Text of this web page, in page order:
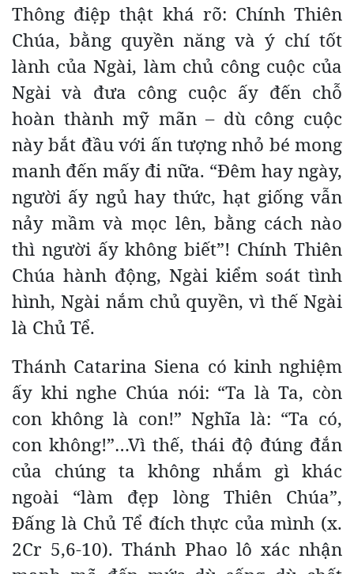
Thông điệp thật khá rõ: Chính Thiên
Chúa, bằng quyền năng và ý chí tốt
lành của Ngài, làm chủ công cuộc của
Ngài và đưa công cuộc ấy đến chỗ
hoàn thành mỹ mãn – dù công cuộc
này bắt đầu với ấn tượng nhỏ bé mong
manh đến mấy đi nữa. “Đêm hay ngày,
người ấy ngủ hay thức, hạt giống vẫn
nảy mầm và mọc lên, bằng cách nào
thì người ấy không biết”! Chính Thiên
Chúa hành động, Ngài kiểm soát tình
hình, Ngài nắm chủ quyền, vì thế Ngài
là Chủ Tể.
Thánh Catarina Siena có kinh nghiệm
ấy khi nghe Chúa nói: “Ta là Ta, còn
con không là con!” Nghĩa là: “Ta có,
con không!”…Vì thế, thái độ đúng đắn
của chúng ta không nhắm gì khác
ngoài “làm đẹp lòng Thiên Chúa”,
Đấng là Chủ Tể đích thực của mình (x.
2Cr 5,6-10). Thánh Phao lô xác nhận